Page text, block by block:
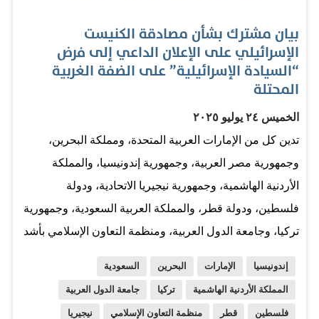
بيان مشترك بشأن مصادقة الكنيست
الإسرائيلي على الإعلان الداعي إلى فرض
“السيادة الإسرائيلية” على الضفة الغربية
المحتلة
الخميس ٢٤ يوليو ٢٠٢٥
تدين كل من الإمارات العربية المتحدة، ومملكة البحرين،
وجمهورية مصر العربية، وجمهورية إندونيسيا، والمملكة
الأردنية الهاشمية، وجمهورية نيجيريا الاتحادية، ودولة
فلسطين، ودولة قطر، والمملكة العربية السعودية، وجمهورية
تركيا، وجامعة الدول العربية، ومنظمة التعاون الإسلامي بأشد
الغربية المحتلة، وتعتبره خرقا سافراً ومرفوضاً للقانون
إندونيسيا الإمارات البحرين السعودية
المملكة الأردنية الهاشمية تركيا جامعة الدول العربية
فلسطين قطر منظمة التعاون الإسلامي نيجيريا